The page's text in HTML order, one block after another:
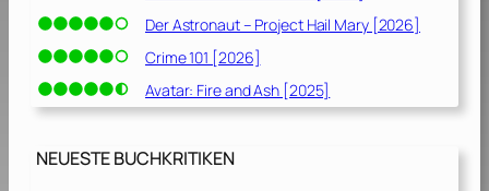
Der Astronaut – Project Hail Mary [2026]
Crime 101 [2026]
Avatar: Fire and Ash [2025]
NEUESTE BUCHKRITIKEN